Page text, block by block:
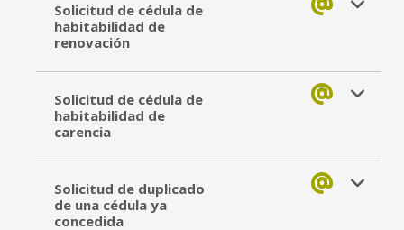
Solicitud de cédula de
habitabilidad de
renovación
Solicitud de cédula de
habitabilidad de
carencia
Solicitud de duplicado
de una cédula ya
concedida